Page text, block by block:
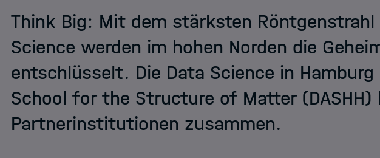
Think Big: Mit dem stärksten Röntgenstrahl
Science werden im hohen Norden die
entschlüsselt. Die Data Science in
School for the Structure of Matter
Partnerinstitutionen zusammen.